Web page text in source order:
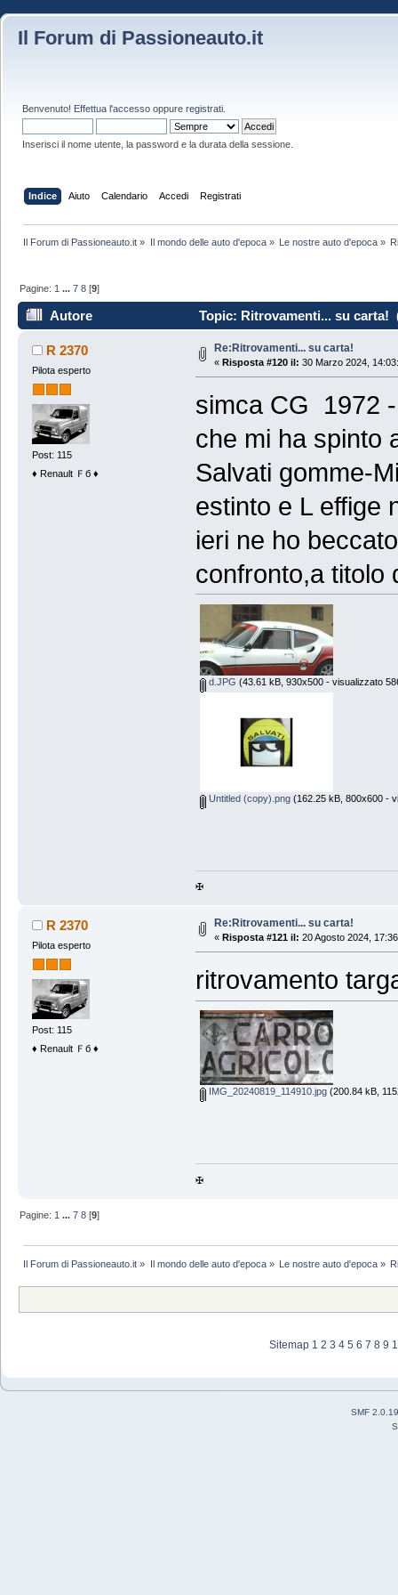
Il Forum di Passioneauto.it
Benvenuto! Effettua l'accesso oppure registrati
Inserisci il nome utente, la password e la durata della sessione.
Indice Aiuto Calendario Accedi Registrati
Il Forum di Passioneauto.it » Il mondo delle auto d'epoca» Le nostre auto d'epoca»
Pagine: 1 ...7 8 [9]
Autore Topic: Ritrovamenti... su carta!
R 2370
Pilota esperto
Post: 115
♦ Renault Ｆб ♦
Re:Ritrovamenti... su carta!
« Risposta #120 il: 30 Marzo 2024,
simca CG 1972
che mi ha spinto
Salvati gomme-
estinto e L effige
ieri ne ho
confronto,a titolo
d.JPG (43.61 kB, 930x500 - visualizzato
Untitled (copy).png(162.25 kB, 800x600 -
✠
R 2370
Pilota esperto
Post: 115
♦ Renault Ｆб ♦
Re:Ritrovamenti... su carta!
« Risposta #121 il: 20 Agosto 2024,
ritrovamento
IMG_20240819_114910.jpg(200.84 kB,
✠
Pagine: 1 ...7 8 [9]
Il Forum di Passioneauto.it » Il mondo delle auto d'epoca» Le nostre auto d'epoca»
Sitemap 1 2 3 4 5 6 7 8 9
SMF 2.0.19